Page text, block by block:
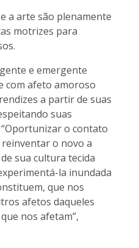
a arte são plenamente
motrizes para
e emergente
com afeto amoroso
a partir de suas
suas
o contato
o novo a
sua cultura tecida
la inundada
que nos
afetos daqueles
nos afetam”,